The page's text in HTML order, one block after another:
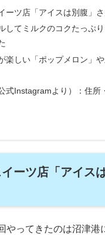
ーツ店「アイスは別腹」
してミルクのコクたっぷ
楽しい「ポップメロン」
式Instagramより）：住所
ーツ店「アイス
やってきたのは沼津港